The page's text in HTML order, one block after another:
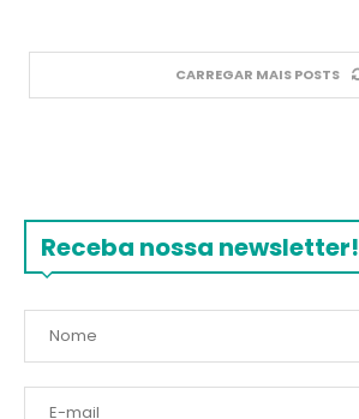
CARREGAR MAIS POSTS
Receba nossa newsletter!